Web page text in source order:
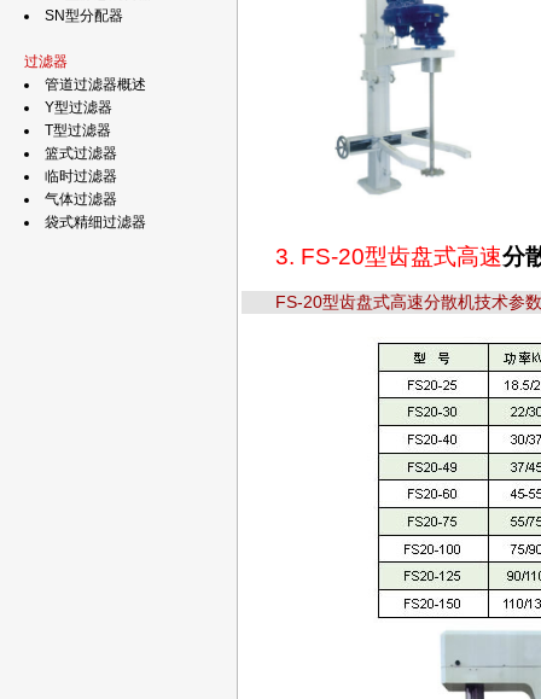
SN型分配器
过滤器
管道过滤器概述
Y型过滤器
T型过滤器
篮式过滤器
临时过滤器
气体过滤器
袋式精细过滤器
3. FS-20型齿盘式高速分
FS-20型齿盘式高速分散机技术参数